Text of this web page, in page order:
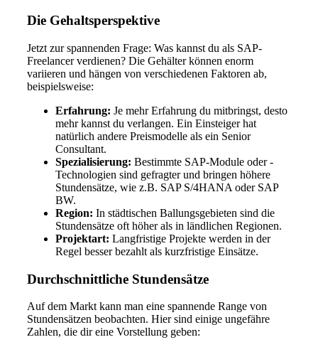
Die Gehaltsperspektive
Jetzt zur spannenden Frage: Was kannst du als SAP-
Freelancer verdienen? Die Gehälter können enorm
variieren und hängen von verschiedenen Faktoren ab,
beispielsweise:
Erfahrung: Je mehr Erfahrung du mitbringst, desto
mehr kannst du verlangen. Ein Einsteiger hat
natürlich andere Preismodelle als ein Senior
Consultant.
Spezialisierung: Bestimmte SAP-Module oder -
Technologien sind gefragter und bringen höhere
Stundensätze, wie z.B. SAP S/4HANA oder SAP
BW.
Region: In städtischen Ballungsgebieten sind die
Stundensätze oft höher als in ländlichen Regionen.
Projektart: Langfristige Projekte werden in der
Regel besser bezahlt als kurzfristige Einsätze.
Durchschnittliche Stundensätze
Auf dem Markt kann man eine spannende Range von
Stundensätzen beobachten. Hier sind einige ungefähre
Zahlen, die dir eine Vorstellung geben: